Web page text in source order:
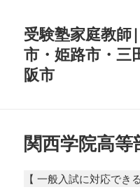
受験塾家庭教師
市・姫路市・三
阪市
関西学院高等
【 一般入試に対応でき